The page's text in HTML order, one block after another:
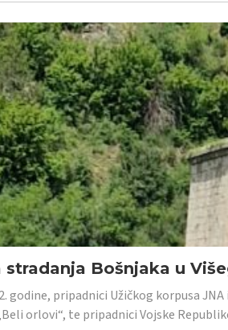
stradanja Bošnjaka u
godine, pripadnici Užičkog korpusa
orlovi“, te pripadnici Vojske